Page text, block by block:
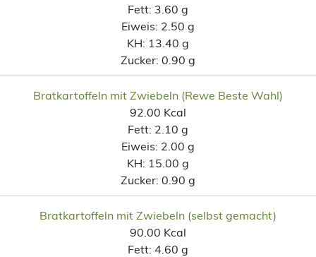
Fett: 3.60 g
Eiweis: 2.50 g
KH: 13.40 g
Zucker: 0.90 g
Bratkartoffeln mit Zwiebeln (Rewe Beste Wahl)
92.00 Kcal
Fett: 2.10 g
Eiweis: 2.00 g
KH: 15.00 g
Zucker: 0.90 g
Bratkartoffeln mit Zwiebeln (selbst gemacht)
90.00 Kcal
Fett: 4.60 g